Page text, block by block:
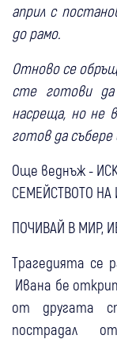
април с
до рамо.
Отново се
сте готови да
насреща, но не
готов да събере
Още веднъж -
СЕМЕЙСТВОТО НА
ПОЧИВАЙ В МИР,
Трагедията се
Ивана бе
от другата
пострадал